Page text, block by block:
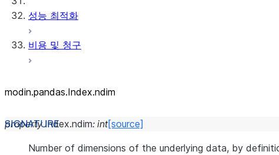
성능 최적화
비용 및 청구
modin.pandas.Index.ndim
property Index.ndim: int[source]
Number of dimensions of the underlying data, by